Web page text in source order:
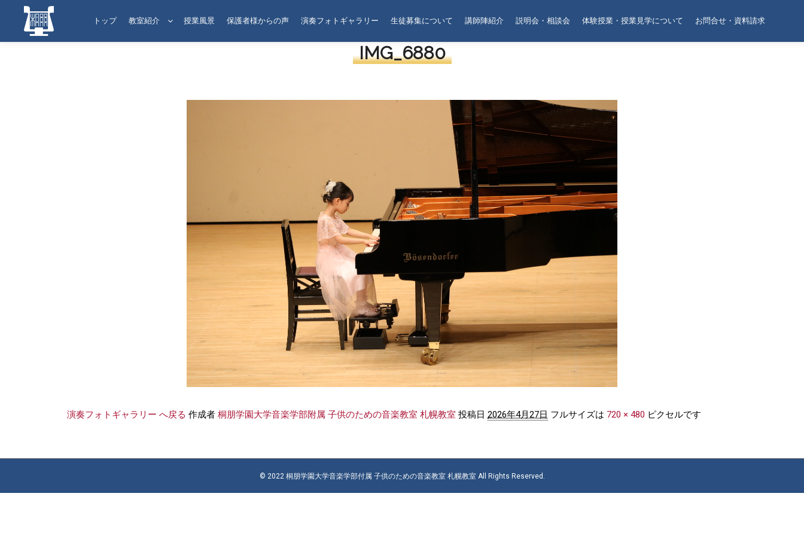
トップ 教室紹介 授業風景 保護者様からの声 演奏フォトギャラリー 生徒募集について 講師陣紹介 説明会・相談会 体験授業・授業見学について お問合せ・資料請求
IMG_6880
演奏フォトギャラリー へ戻る 作成者 桐朋学園大学音楽学部附属 子供のための音楽教室 札幌教室 投稿日 2026年4月27日 フルサイズは 720 × 480 ピクセルです
© 2022 桐朋学園大学音楽学部付属 子供のための音楽教室 札幌教室 All Rights Reserved.